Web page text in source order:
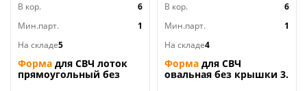
В кор.
6
Мин.парт.
1
На складе5
Форма для СВЧ лоток
прямоугольный без
В кор.
6
Мин.парт.
1
На складе4
Форма для СВЧ
овальная без крышки 3.